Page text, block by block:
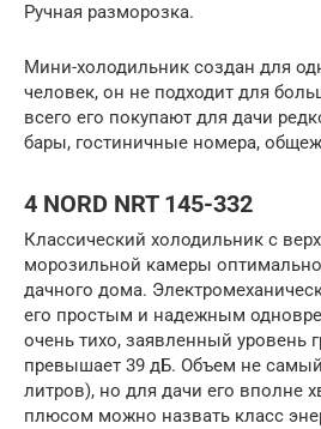
Ручная разморозка.
Мини-холодильник создан для
человек, он не подходит для
всего его покупают для дачи
бары, гостиничные номера,
4 NORD NRT 145-332
Классический холодильник с
морозильной камеры
дачного дома.
его простым и надежным
очень тихо, заявленный уровень
превышает 39 дБ. Объем не
литров), но для дачи его вполне
плюсом можно назвать класс